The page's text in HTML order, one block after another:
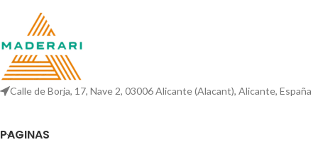
Calle de Borja, 17, Nave 2, 03006 Alicante (Alacant), Alicante, España
PAGINAS